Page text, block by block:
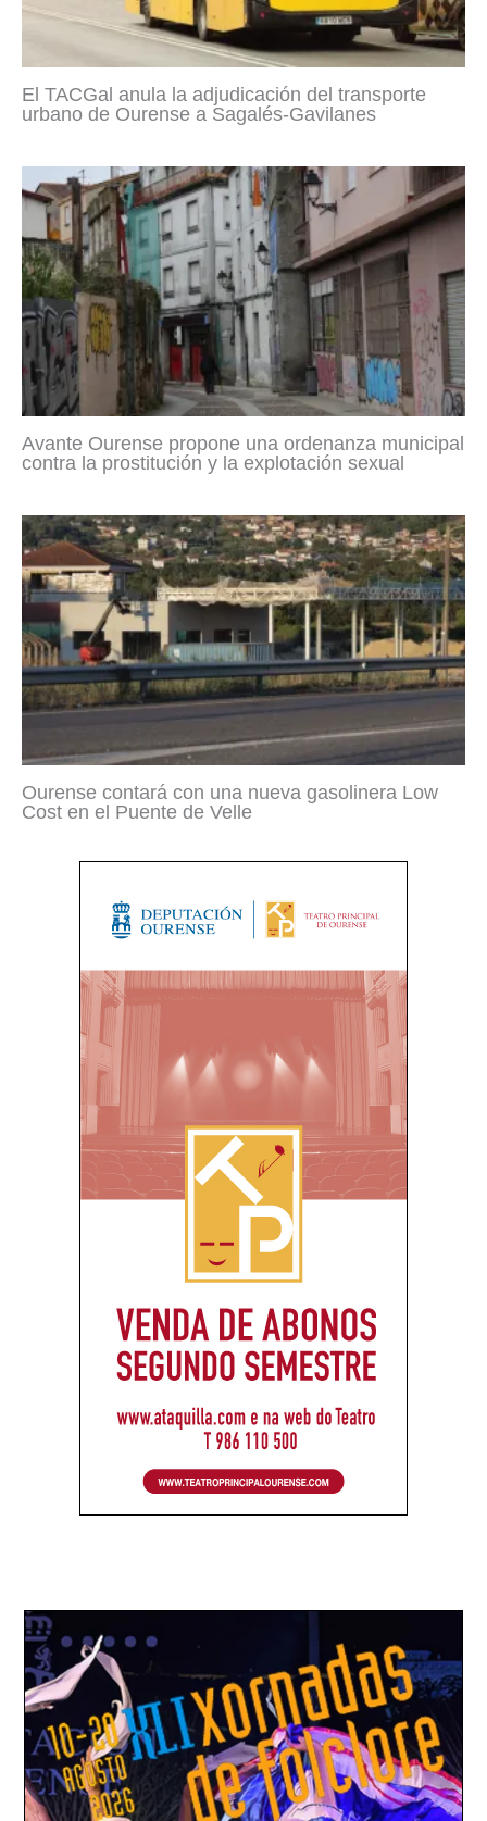
El TACGal anula la adjudicación del transporte
urbano de Ourense a Sagalés-Gavilanes
Avante Ourense propone una ordenanza municipal
contra la prostitución y la explotación sexual
Ourense contará con una nueva gasolinera Low
Cost en el Puente de Velle